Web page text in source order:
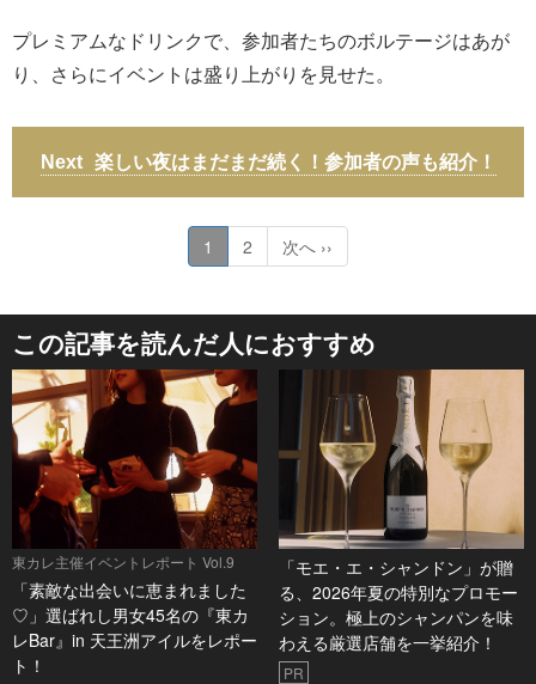
プレミアムなドリンクで、参加者たちのボルテージはあが
り、さらにイベントは盛り上がりを見せた。
楽しい夜はまだまだ続く！参加者の声も紹介！
1 2 次へ ››
この記事を読んだ人におすすめ
東カレ主催イベントレポート Vol.9
「素敵な出会いに恵まれました
♡」選ばれし男女45名の『東カ
レBar』in 天王洲アイルをレポー
ト！
「モエ・エ・シャンドン」が贈
る、2026年夏の特別なプロモー
ション。極上のシャンパンを味
わえる厳選店舗を一挙紹介！
PR